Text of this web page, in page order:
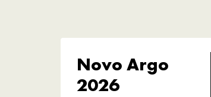
Novo Argo
2026